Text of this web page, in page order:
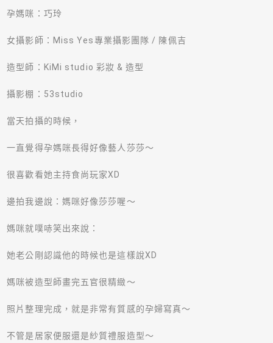
孕媽咪：巧玲
女攝影師： Miss Yes專業攝影團隊 / 陳佩吉
造型師： KiMi studio 彩妝 & 造型
攝影棚：53studio
當天拍攝的時候，
一直覺得孕媽咪長得好像藝人莎莎～
很喜歡看她主持食尚玩家XD
邊拍我邊說：媽咪好像莎莎喔～
媽咪就噗哧笑出來說：
她老公剛認識他的時候也是這樣說XD
媽咪被造型師畫完五官很精緻～
照片整理完成，就是非常有質感的孕婦寫真～
不管是居家便服還是紗質禮服造型～